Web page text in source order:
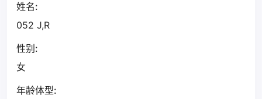
姓名:
052 J,R
性别:
女
年龄体型: